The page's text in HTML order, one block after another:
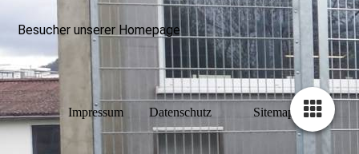
Besucher unserer Homepage
Impressum Datenschutz Sitemap